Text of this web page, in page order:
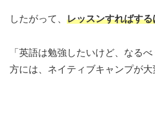
したがって、 レッスンすればす
「英語は勉強したいけど、なる
方には、ネイティブキャンプが大